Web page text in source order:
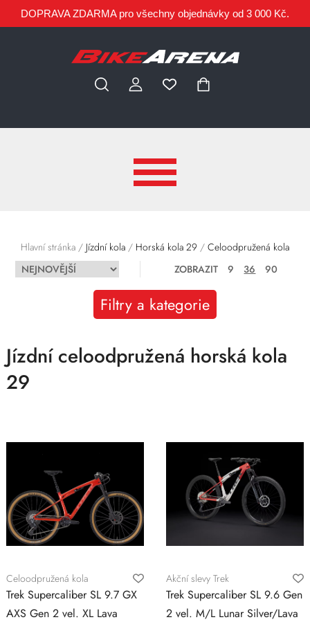
DOPRAVA ZDARMA pro všechny objednávky od 3 000 Kč.
Hlavní stránka/ Jízdní kola/ Horská kola 29/ Celoodpružená kola
ZOBRAZIT
9 36 90
Filtry a kategorie
Jízdní celoodpružená horská kola
29
Celoodpružená kola
Trek Supercaliber SL 9.7 GX
AXS Gen 2 vel. XL Lava
Akční slevy Trek
Trek Supercaliber SL 9.6 Gen
2 vel. M/L Lunar Silver/Lava